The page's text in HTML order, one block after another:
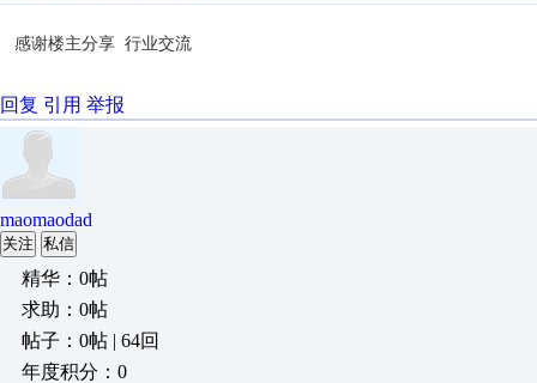
感谢楼主分享 行业交流
回复 引用 举报
maomaodad
关注 私信
精华：0帖
求助：0帖
帖子：0帖 | 64回
年度积分：0